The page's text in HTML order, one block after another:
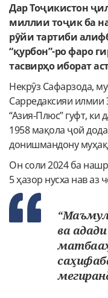
Дар Тоҷикистон
миллии тоҷик ба
рӯйи тартиби
“қурбон”-ро фаро
тасвирҳо иборат
Некрӯз Сафарзода,
Сарредаксияи илмии
“Азия-Плюс” гуфт,
1958 мақола ҷой
донишмандону
Он соли 2024 ба
5 ҳазор нусха нав аз
ва